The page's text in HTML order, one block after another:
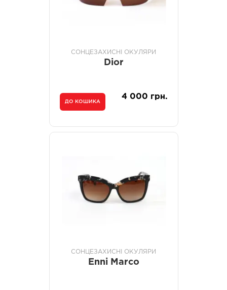
СОНЦЕЗАХИСНІ ОКУЛЯРИ
Dior
ДО КОШИКА
4 000 грн.
СОНЦЕЗАХИСНІ ОКУЛЯРИ
Enni Marco